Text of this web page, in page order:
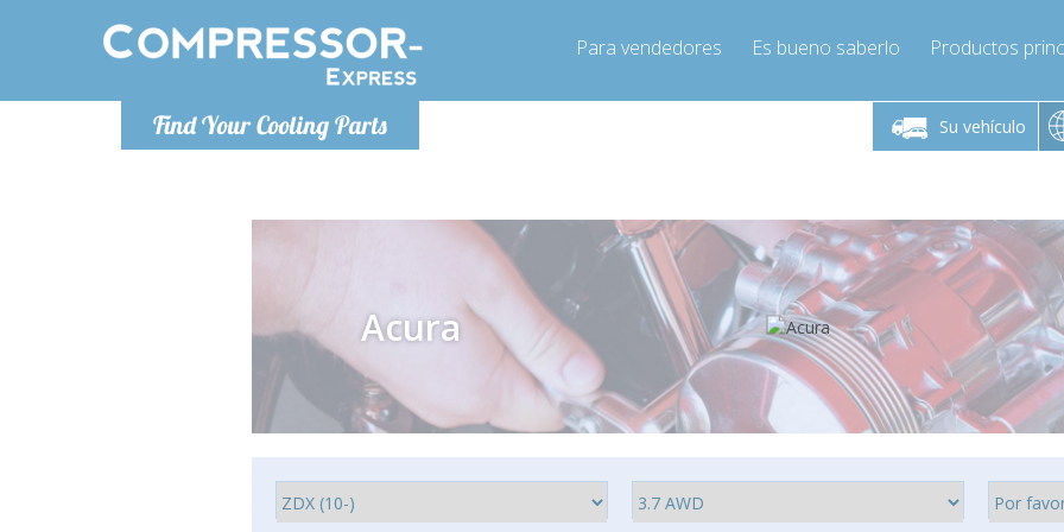
Find Your Cooling Parts
Para vendedores Es bueno saberlo Productos
Su vehículo
De lunes a viernes de 9:00 a De lunes a viernes de 9:00 a
16:00
Info@compressor-express.es
De lunes a
Acura